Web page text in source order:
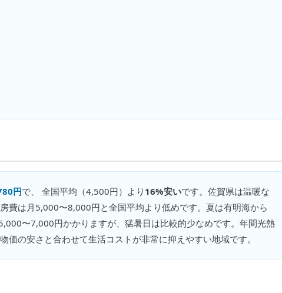
円で、 全国平均（4,500円）より 16%安いです。 佐賀県は温暖な
費は月5,000〜8,000円と全国平均より低めです。夏は有明海から
〜7,000円かかりますが、猛暑日は比較的少なめです。年間光熱
価の安さと合わせて生活コストが非常に抑えやすい地域です。